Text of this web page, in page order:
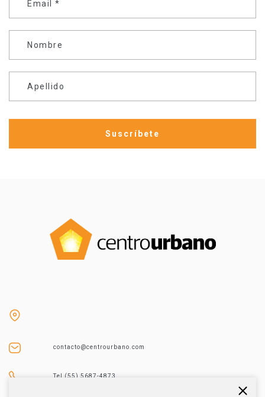
Email *
Nombre
Apellido
contacto@centrourbano.com
Tel (55) 5687-4873